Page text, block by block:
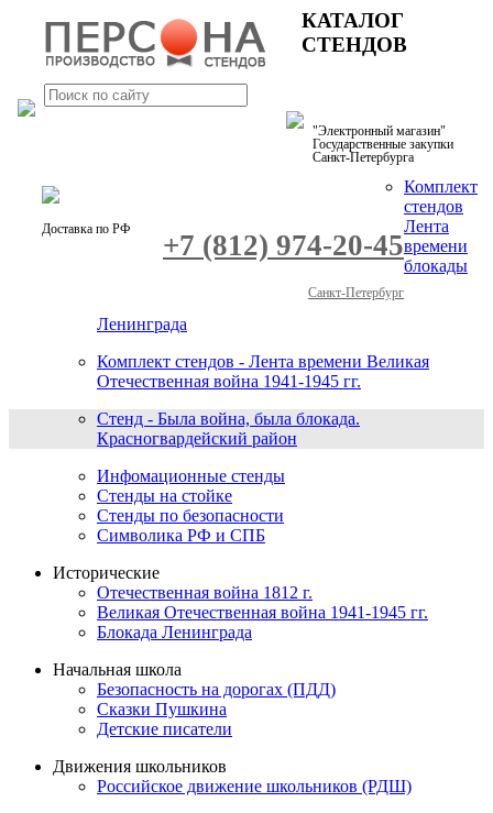
"Электронный магазин"
Государственные закупки
Санкт-Петербурга
Доставка по РФ +7 (812) 974-20-45
Санкт-Петербург
КАТАЛОГ
СТЕНДОВ
Комплект
стендов
Лента
времени
блокады
Ленинграда
Комплект стендов - Лента времени Великая
Отечественная война 1941-1945 гг.
Стенд - Была война, была блокада.
Красногвардейский район
Инфомационные стенды
Стенды на стойке
Стенды по безопасности
Символика РФ и СПБ
Исторические
Отечественная война 1812 г.
Великая Отечественная война 1941-1945 гг.
Блокада Ленинграда
Начальная школа
Безопасность на дорогах (ПДД)
Сказки Пушкина
Детские писатели
Движения школьников
Российское движение школьников (РДШ)